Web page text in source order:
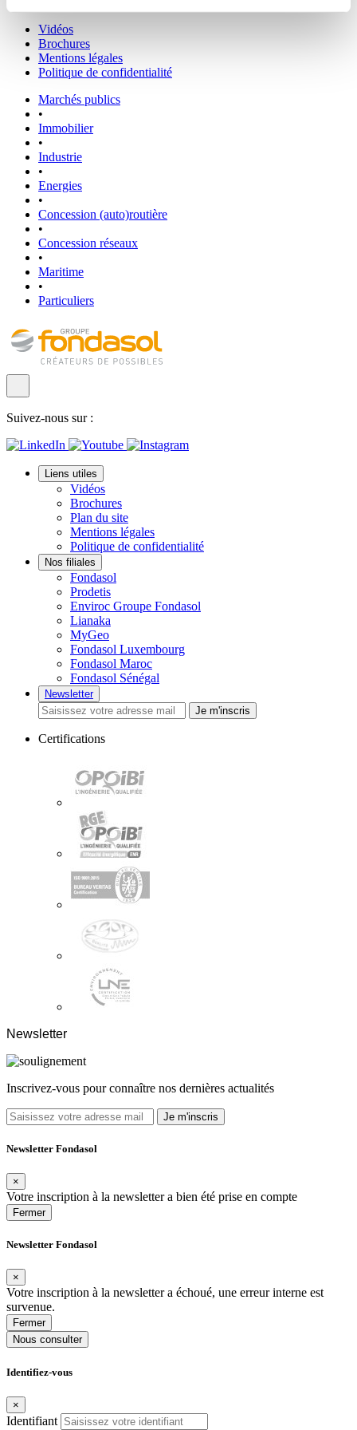
Vidéos
Brochures
Mentions légales
Politique de confidentialité
Marchés publics
•
Immobilier
•
Industrie
•
Energies
•
Concession (auto)routière
•
Concession réseaux
•
Maritime
•
Particuliers
Suivez-nous sur :
Liens utiles
Vidéos
Brochures
Plan du site
Mentions légales
Politique de confidentialité
Nos filiales
Fondasol
Prodetis
Enviroc Groupe Fondasol
Lianaka
MyGeo
Fondasol Luxembourg
Fondasol Maroc
Fondasol Sénégal
Newsletter
Je m'inscris
Certifications
Newsletter
Inscrivez-vous pour connaître nos dernières actualités
Je m'inscris
Newsletter Fondasol
×
Votre inscription à la newsletter a bien été prise en compte
Fermer
Newsletter Fondasol
×
Votre inscription à la newsletter a échoué, une erreur interne est
survenue.
Fermer
Nous consulter
Identifiez-vous
×
Identifiant